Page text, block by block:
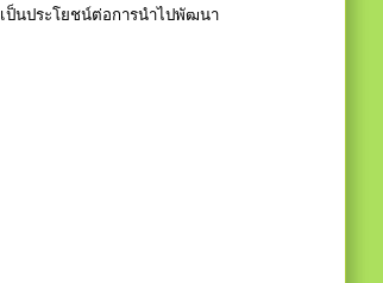
ป็นประโยชน์ต่อการนำไปพัฒนา